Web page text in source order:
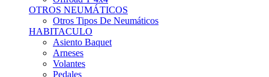
OTROS NEUMÁTICOS
Otros Tipos De Neumáticos
HABITACULO
Asiento Baquet
Arneses
Volantes
Pedales